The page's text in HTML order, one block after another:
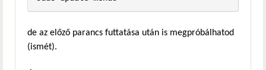
de az előző parancs futtatása után is megpróbálhatod
(ismét).